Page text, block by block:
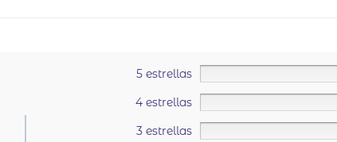
5 estrellas
4 estrellas
3 estrellas